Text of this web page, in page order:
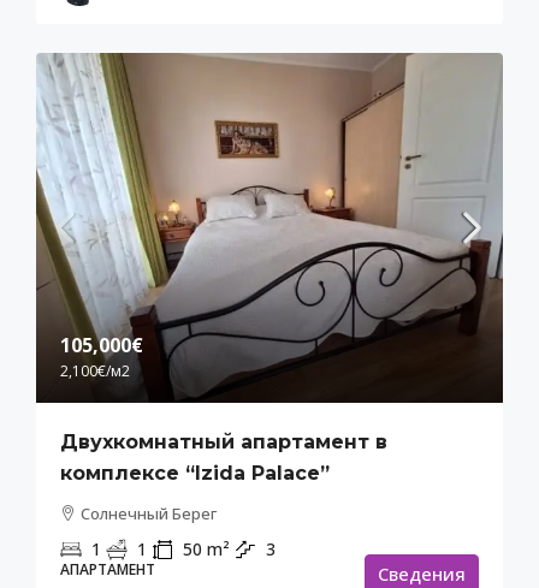
105,000€
2,100€/м2
Двухкомнатный апартамент в
комплексе “Izida Palace”
Солнечный Берег
1 1 50 m² 3
АПАРТАМЕНТ Cведения